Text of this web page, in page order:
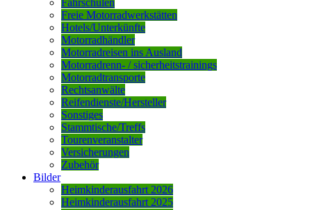
Freie Motorradwerkstätten
Hotels/Unterkünfte
Motorradhändler
Motorradreisen ins Ausland
Motorradrenn- / sicherheitstrainings
Motorradtransporte
Rechtsanwälte
Reifendienste/Hersteller
Sonstiges
Stammtische/Treffs
Tourenveranstalter
Versicherungen
Zubehör
Bilder
Heimkinderausfahrt 2026
Heimkinderausfahrt 2025